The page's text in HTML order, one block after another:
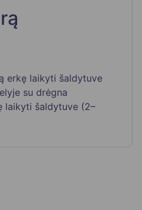
erkę laikyti šaldytuve
su drėgna
laikyti šaldytuve (2–